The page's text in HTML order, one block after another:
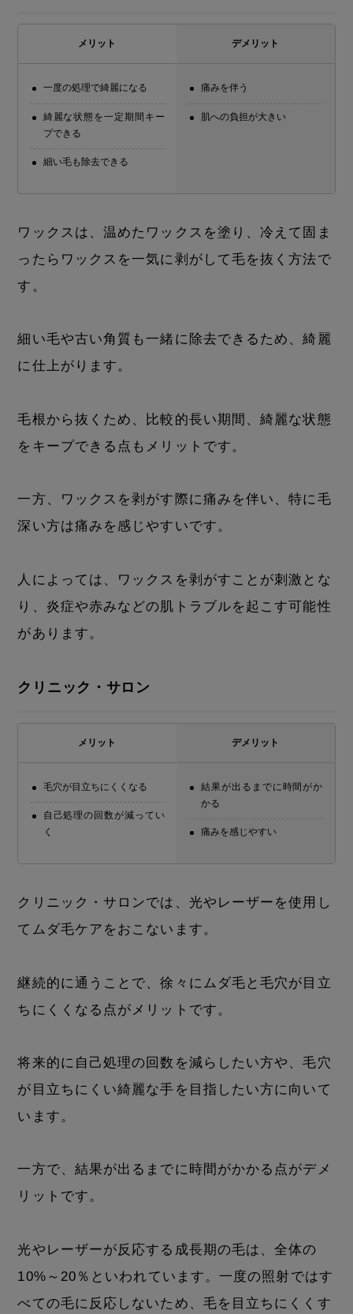
メリット
一度の処理で綺麗になる
綺麗な状態を一定期間キー
プできる
細い毛も除去できる
デメリット
痛みを伴う
肌への負担が大きい
ワックスは、温めたワックスを塗り、冷えて固ま
ったらワックスを一気に剥がして毛を抜く方法で
す。
細い毛や古い角質も一緒に除去できるため、綺麗
に仕上がります。
毛根から抜くため、比較的長い期間、綺麗な状態
をキープできる点もメリットです。
一方、ワックスを剥がす際に痛みを伴い、特に毛
深い方は痛みを感じやすいです。
人によっては、ワックスを剥がすことが刺激とな
り、炎症や赤みなどの肌トラブルを起こす可能性
があります。
クリニック・サロン
メリット
毛穴が目立ちにくくなる
自己処理の回数が減ってい
く
デメリット
結果が出るまでに時間がか
かる
痛みを感じやすい
クリニック・サロンでは、光やレーザーを使用し
てムダ毛ケアをおこないます。
継続的に通うことで、徐々にムダ毛と毛穴が目立
ちにくくなる点がメリットです。
将来的に自己処理の回数を減らしたい方や、毛穴
が目立ちにくい綺麗な手を目指したい方に向いて
います。
一方で、結果が出るまでに時間がかかる点がデメ
リットです。
光やレーザーが反応する成長期の毛は、全体の
10%～20％といわれています。一度の照射ではす
べての毛に反応しないため、毛を目立ちにくくす